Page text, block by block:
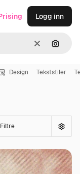
Slett Søk
Logg inn
Design Tekststiler
Filtre